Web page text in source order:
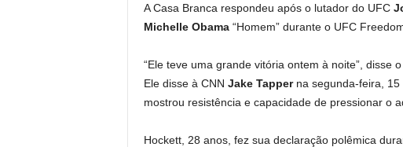
A Casa Branca respondeu após o lutador do UFC
Michelle Obama“Homem” durante o UFC
“Ele teve uma grande vitória ontem à noite”, disse
Ele disse à CNN Jake Tapperna segunda-feira, 15
mostrou resistência e capacidade de pressionar o
Hockett, 28 anos, fez sua declaração polêmica